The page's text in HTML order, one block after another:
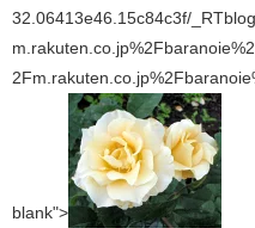
32.06413e46.15c84c3f/
blank">